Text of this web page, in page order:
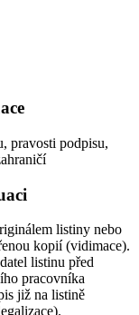
pravosti podpisu,
listiny nebo
kopií (vidimace).
listinu před
pracovníka
již na listině